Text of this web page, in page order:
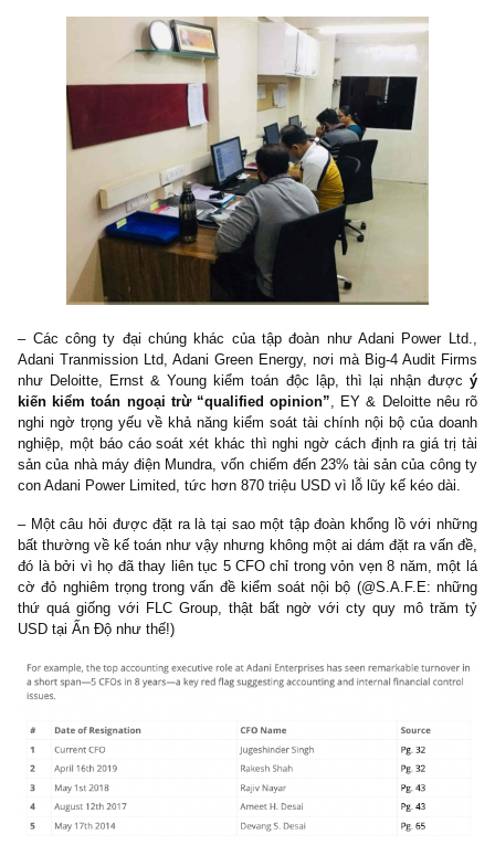
– Shah Dhandharia chỉ hoạt động ở một office rất nhỏ ở
Ahmedabad, trả vỏn vẹn 435 USD/tháng tiền thuê văn phòng,
liệu của Cục Doanh Nghiệp Ấn Độ.
– Ngoài khách hàng khổng lồ là Adani, hãng kiểm toán này không
khách hàng nào lớn khác, ngoài một penny stock là Globe
thứ chỉ có vốn hóa thị trường ~7.8 triệu USD.